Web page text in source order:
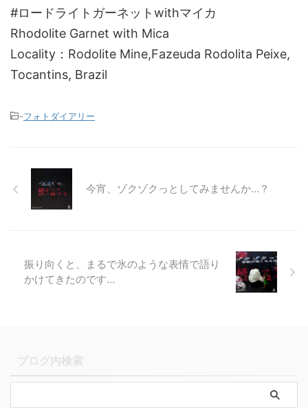
#ロードライトガーネットwithマイカ
Rhodolite Garnet with Mica
Locality：Rodolite Mine,Fazeuda Rodolita Peixe,
Tocantins, Brazil
-フォトダイアリー
今宵、ゾクゾクっとしてみませんか…？
振り向くと、まるで氷のような表情で語り
かけてきたのです…